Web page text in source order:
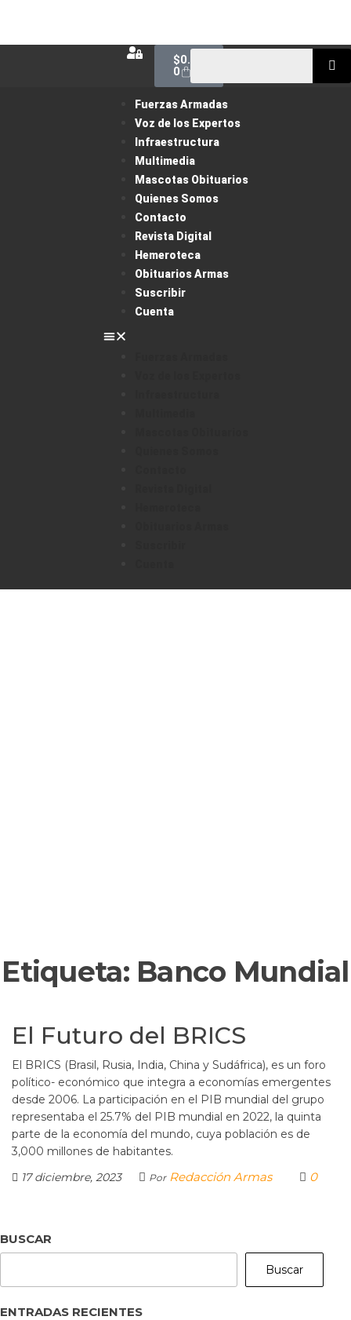
$0.00
0
Fuerzas Armadas
Voz de los Expertos
Infraestructura
Multimedia
Mascotas Obituarios
Quienes Somos
Contacto
Revista Digital
Hemeroteca
Obituarios Armas
Suscribir
Cuenta
Etiqueta: Banco Mundial
El Futuro del BRICS
El BRICS (Brasil, Rusia, India, China y Sudáfrica), es un foro
político- económico que integra a economías emergentes
desde 2006. La participación en el PIB mundial del grupo
representaba el 25.7% del PIB mundial en 2022, la quinta
parte de la economía del mundo, cuya población es de
3,000 millones de habitantes.
17 diciembre, 2023
Por Redacción Armas 0
BUSCAR
Buscar
ENTRADAS RECIENTES